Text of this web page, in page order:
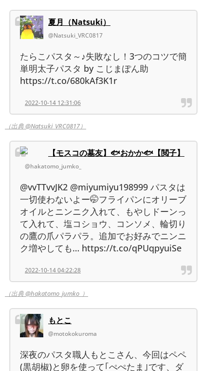
夏月（Natsuki）
@Natsuki_VRC0817
たらこパスタ～♪失敗なし！3つのコツで簡
単明太子パスタ by こじまぽん助
https://t.co/680kAf3K1r
2022-10-14 12:31:06
（出典 @Natsuki_VRC0817）
【モスコの墓友】🐟おかか🐟【閲子】
@hakatomo_jumko_
@vvTTvvJK2 @miyumiyu198999 パスタは
一切使わないよー🤭フライパンにオリーブ
オイルとニンニク入れて、もやしドーンっ
て入れて、塩コショウ、コンソメ、輪切り
の鷹の爪パラパラ。追加でお好みでニンニ
ク増やしても… https://t.co/qPUqpyuiSe
2022-10-14 04:22:28
（出典 @hakatomo_jumko_）
もとこ
@motokokuroma
深夜のパスタ職人もとこさん、今回はペペ
(黒胡椒)と卵を使って｢ぺぺたま｣です、ダ